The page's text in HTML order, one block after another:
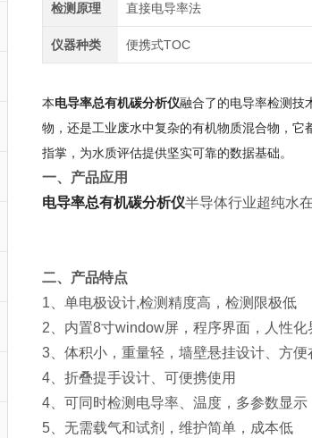
检测原理 直接电导率法
仪器种类 便携式TOC
本电导率总有机碳分析仪融合了的电导率检测技
物，还是工业废水中复杂的有机物质混合物，
指掌，为水质评估提供坚实可靠的数据基础。
一、产品应用
电导率总有机碳分析仪半导体行业超纯水
二、产品特点
1、单电极设计,检测精度高，检测限极低
2、内置8寸window屏，程序界面，人性
3、体积小，重量轻，墙壁悬挂设计、方便
4、折叠提手设计、可便携使用
4、可同时检测电导率、温度，多参数显示
5、无需载气和试剂，维护简单，成本低